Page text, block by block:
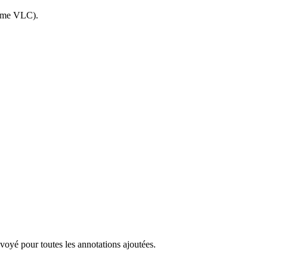
VLC).
pour toutes les annotations ajoutées.